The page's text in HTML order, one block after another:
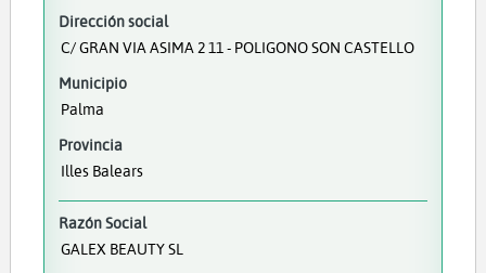
Dirección social
C/ GRAN VIA ASIMA 2 11 - POLIGONO SON CASTELLO
Municipio
Palma
Provincia
Illes Balears
Razón Social
GALEX BEAUTY SL